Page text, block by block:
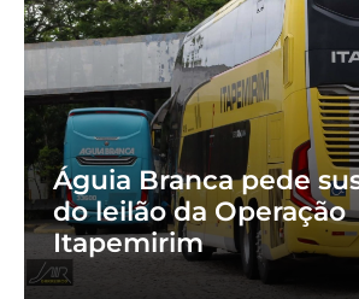
Águia Branca pede
do leilão da Operação
Itapemirim